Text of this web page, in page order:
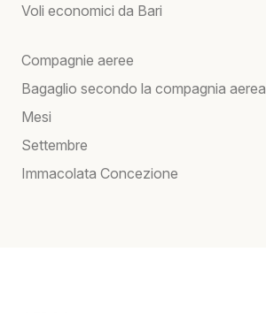
Voli economici da Bari
Compagnie aeree
Bagaglio secondo la compagnia aerea
Mesi
Settembre
Immacolata Concezione